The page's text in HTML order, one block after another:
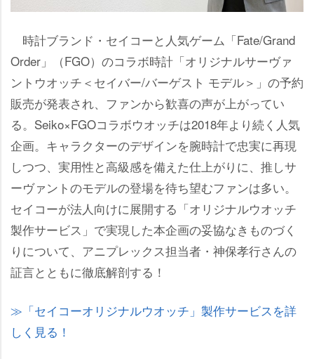
時計ブランド・セイコーと人気ゲーム「Fate/Grand
Order」（FGO）のコラボ時計「オリジナルサーヴァ
ントウオッチ＜セイバー/バーゲスト モデル＞」の予約
販売が発表され、ファンから歓喜の声が上がってい
る。Seiko×FGOコラボウオッチは2018年より続く人気
企画。キャラクターのデザインを腕時計で忠実に再現
しつつ、実用性と高級感を備えた仕上がりに、推しサ
ーヴァントのモデルの登場を待ち望むファンは多い。
セイコーが法人向けに展開する「オリジナルウオッチ
製作サービス」で実現した本企画の妥協なきものづく
りについて、アニプレックス担当者・神保孝行さんの
証言とともに徹底解剖する！
「セイコーオリジナルウオッチ」製作サービスを詳
しく見る！